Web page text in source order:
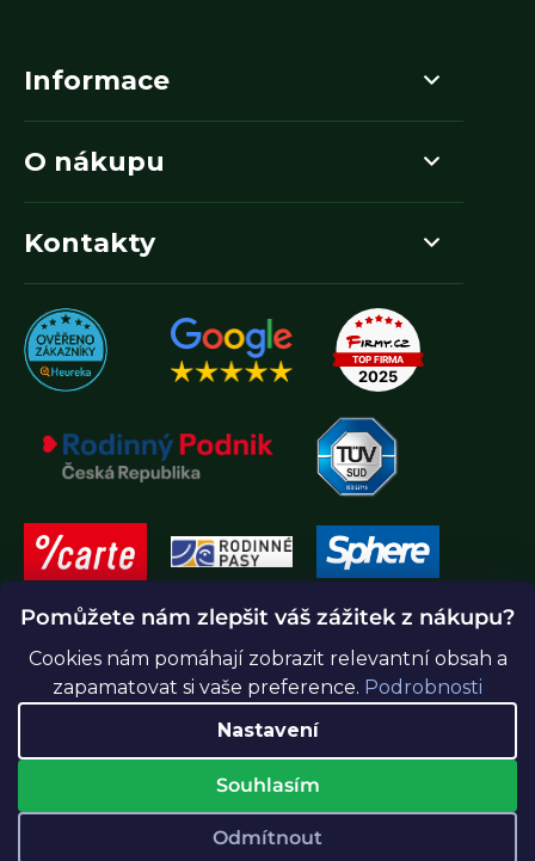
Pomůžete nám zlepšit váš zážitek z nákupu?
Cookies nám pomáhají zobrazit relevantní obsah a
zapamatovat si vaše preference. Podrobnosti
Nastavení
Odmítnout
Souhlasím
Informace
O nákupu
Kontakty
Vytvořil Shoptet Premium
Greenidea.cz. Všechna práva vyhrazena.